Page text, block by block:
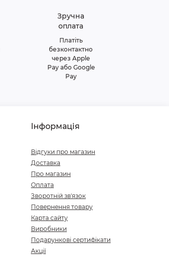
Зручна
оплата
Платіть
безконтактно
через Apple
Pay або Google
Pay
Інформація
Відгуки про магазин
Доставка
Про магазин
Оплата
Зворотній зв'язок
Повернення товару
Карта сайту
Виробники
Подарункові сертифікати
Акції